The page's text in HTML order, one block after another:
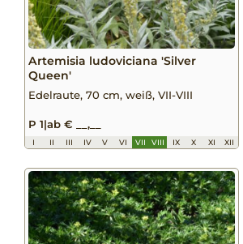
Artemisia ludoviciana 'Silver
Queen'
Edelraute, 70 cm, weiß, VII-VIII
P 1|ab € __,__
I II III IV V VI VII VIII IX X XI XII